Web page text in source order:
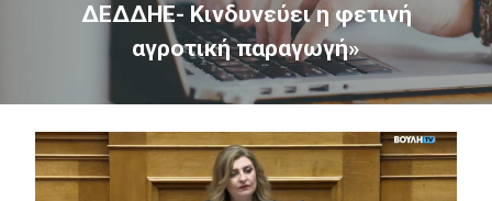
ΔΕΔΔΗΕ- Κινδυνεύει η φετινή
αγροτική παραγωγή»